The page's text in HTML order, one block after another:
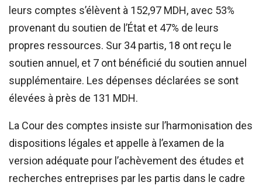
leurs comptes s’élèvent à 152,97 MDH, avec 53%
provenant du soutien de l’État et 47% de leurs
propres ressources. Sur 34 partis, 18 ont reçu le
soutien annuel, et 7 ont bénéficié du soutien annuel
supplémentaire. Les dépenses déclarées se sont
élevées à près de 131 MDH.
La Cour des comptes insiste sur l’harmonisation des
dispositions légales et appelle à l’examen de la
version adéquate pour l’achèvement des études et
recherches entreprises par les partis dans le cadre